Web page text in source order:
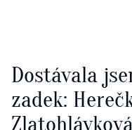
Dostávala
zadek: